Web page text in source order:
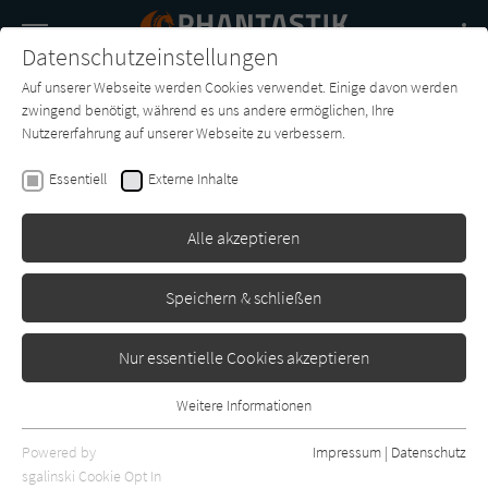
SUCHE
Buch-
Entdecker
Forum Charts
Datenschutzeinstellungen
Auf unserer Webseite werden Cookies verwendet. Einige davon werden
zwingend benötigt, während es uns andere ermöglichen, Ihre
Nutzererfahrung auf unserer Webseite zu verbessern.
Essentiell Externe Inhalte
Alle akzeptieren
Speichern & schließen
Nur essentielle Cookies akzeptieren
Essentielle Cookies werden für grundlegende Funktionen der
Webseite benötigt. Dadurch ist gewährleistet, dass die Webseite
Weitere Informationen
Powered by
sgalinski Cookie Opt In
Impressum | Datenschutz